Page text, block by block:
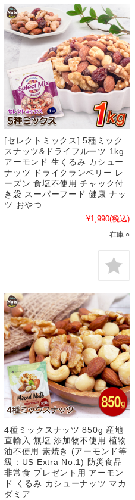
[セレクトミックス] 5種ミック
スナッツ&ドライフルーツ 1kg
アーモンド 生くるみ カシュー
ナッツ ドライクランベリー レ
ーズン 食塩不使用 チャック付
き袋 スーパーフード 健康 ナッ
ツ おやつ
¥1,990(税込)
在庫 ○
4種ミックスナッツ 850g 産地
直輸入 無塩 添加物不使用 植物
油不使用 素焼き (アーモンド等
級：US Extra No.1) 防災食品
非常食 プレゼント用 アーモン
ド くるみ カシューナッツ マカ
ダミア